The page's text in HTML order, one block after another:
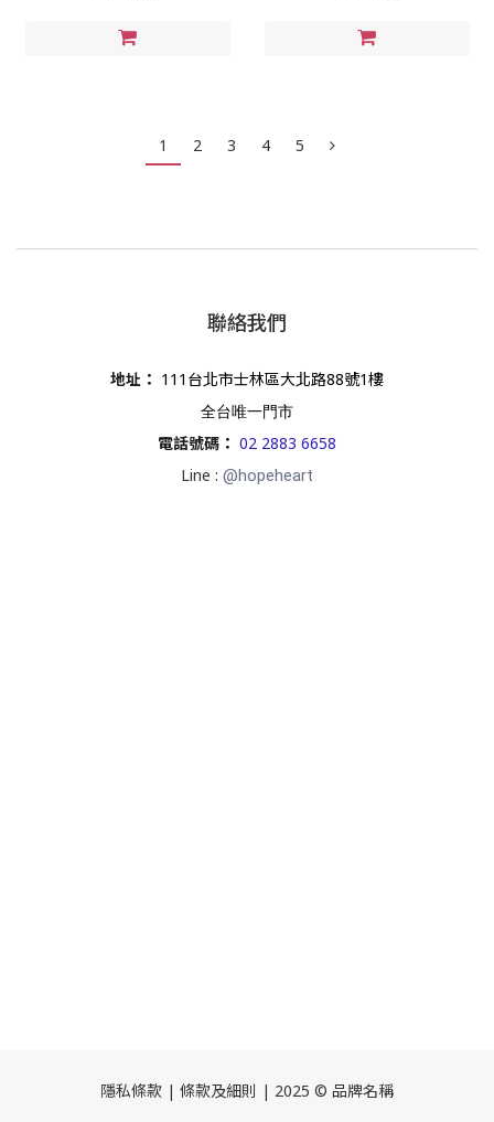
1 2 3 4 5
聯絡我們
地址 ： 111台北市士林區大北路88號1樓
全台唯一門市
電話號碼 ： 02 2883 6658
Line : @hopeheart
隱私條款 | 條款及細則 | 2025 © 品牌名稱